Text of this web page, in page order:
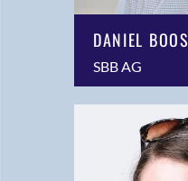
DANIEL BOOS
SBB AG